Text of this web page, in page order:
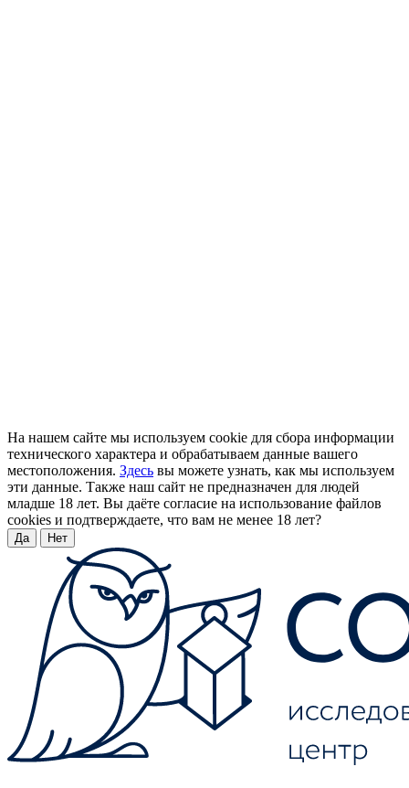
На нашем сайте мы используем cookie для сбора информации
технического характера и обрабатываем данные вашего
местоположения. Здесь вы можете узнать, как мы используем
эти данные. Также наш сайт не предназначен для людей
младше 18 лет. Вы даёте согласие на использование файлов
cookies и подтверждаете, что вам не менее 18 лет?
Да Нет